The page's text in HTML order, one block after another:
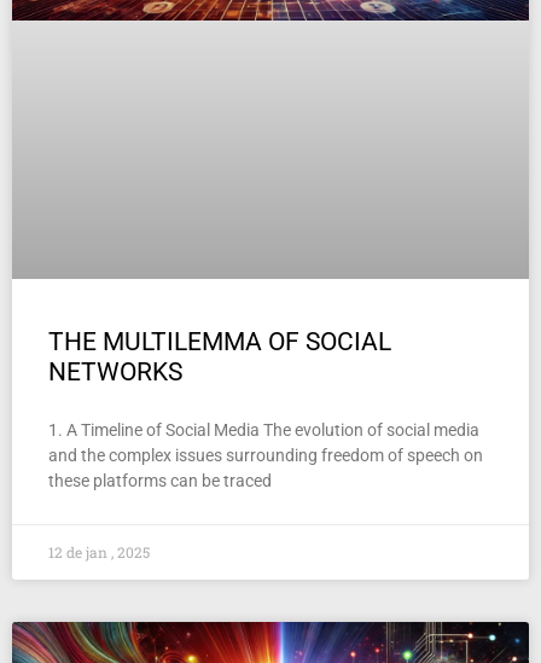
THE MULTILEMMA OF SOCIAL
NETWORKS
1. A Timeline of Social Media The evolution of social media
and the complex issues surrounding freedom of speech on
these platforms can be traced
12 de jan , 2025